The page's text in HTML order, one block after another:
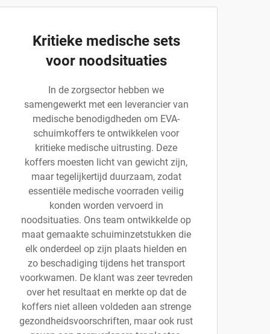
Kritieke medische sets
voor noodsituaties
In de zorgsector hebben we
samengewerkt met een leverancier van
medische benodigdheden om EVA-
schuimkoffers te ontwikkelen voor
kritieke medische uitrusting. Deze
koffers moesten licht van gewicht zijn,
maar tegelijkertijd duurzaam, zodat
essentiële medische voorraden veilig
konden worden vervoerd in
noodsituaties. Ons team ontwikkelde op
maat gemaakte schuiminzetstukken die
elk onderdeel op zijn plaats hielden en
zo beschadiging tijdens het transport
voorkwamen. De klant was zeer tevreden
over het resultaat en merkte op dat de
koffers niet alleen voldeden aan strenge
gezondheidsvoorschriften, maar ook rust